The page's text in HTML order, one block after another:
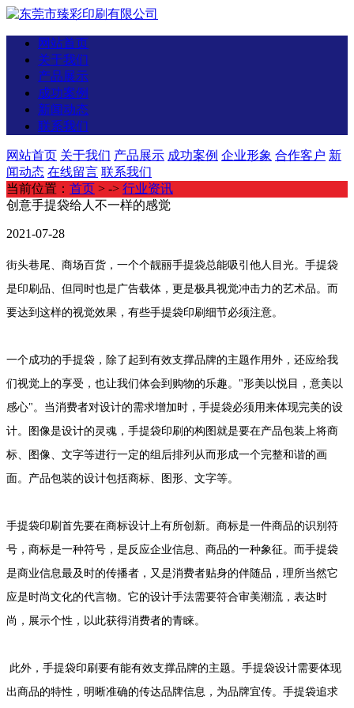
网站首页
关于我们
产品展示
成功案例
新闻动态
联系我们
网站首页 关于我们 产品展示 成功案例 企业形象 合作客户 新
闻动态 在线留言 联系我们
当前位置： 首页 > -> 行业资讯
创意手提袋给人不一样的感觉
2021-07-28
街头巷尾、商场百货，一个个靓丽手提袋总能吸引他人目光。手提袋
是印刷品、但同时也是广告载体，更是极具视觉冲击力的艺术品。而
要达到这样的视觉效果，有些手提袋印刷细节必须注意。
一个成功的手提袋，除了起到有效支撑品牌的主题作用外，还应给我
们视觉上的享受，也让我们体会到购物的乐趣。"形美以悦目，意美以
感心"。当消费者对设计的需求增加时，手提袋必须用来体现完美的设
计。图像是设计的灵魂，手提袋印刷的构图就是要在产品包装上将商
标、图像、文字等进行一定的组后排列从而形成一个完整和谐的画
面。产品包装的设计包括商标、图形、文字等。
手提袋印刷首先要在商标设计上有所创新。商标是一件商品的识别符
号，商标是一种符号，是反应企业信息、商品的一种象征。而手提袋
是商业信息最及时的传播者，又是消费者贴身的伴随品，理所当然它
应是时尚文化的代言物。它的设计手法需要符合审美潮流，表达时
尚，展示个性，以此获得消费者的青睐。
此外，手提袋印刷要有能有效支撑品牌的主题。手提袋设计需要体现
出商品的特性，明晰准确的传达品牌信息，为品牌宜传。手提袋追求